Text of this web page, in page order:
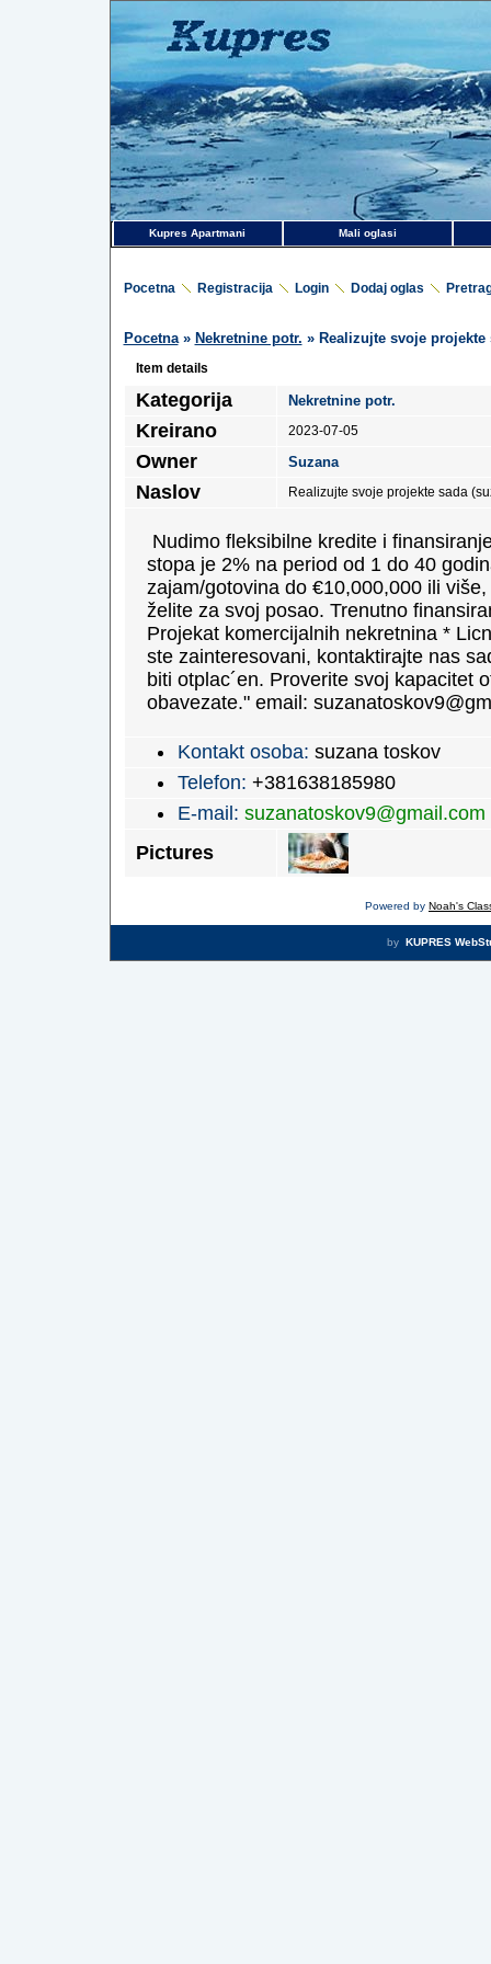
Kupres Apartmani Mali oglasi
Pocetna Registracija Login Dodaj oglas
Pocetna» Nekretnine potr. » Realizujte svoje projekte
Item details
Kategorija Nekretnine potr.
Kreirano 2023-07-05
Owner Suzana
Naslov Realizujte svoje projekte sada
Nudimo fleksibilne kredite i
stopa je 2% na period od 1 do 40
zajam/gotovina do €10,000,000 ili
želite za svoj posao. Trenutno
Projekat komercijalnih nekretnina *
ste zainteresovani, kontaktirajte nas
biti otplac´en. Proverite svoj kapacitet
obavezate." email:
Kontakt osoba: suzana toskov
Telefon: +381638185980
E-mail: suzanatoskov9@gmail.com
Pictures
Powered by Noah's
by KUPRES